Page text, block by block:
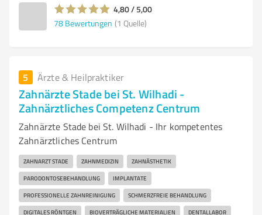
4,80 / 5,00
78 Bewertungen (1 Quelle)
5 Ärzte & Heilpraktiker
Zahnärzte Stade bei St. Wilhadi -
Zahnärztliches Competenz Centrum
Zahnärzte Stade bei St. Wilhadi - Ihr kompetentes
Zahnärztliches Centrum
ZAHNARZT STADE ZAHNMEDIZIN ZAHNÄSTHETIK
PARODONTOSEBEHANDLUNG IMPLANTATE
PROFESSIONELLE ZAHNREINIGUNG SCHMERZFREIE BEHANDLUNG
DIGITALES RÖNTGEN BIOVERTRÄGLICHE MATERIALIEN DENTALLABOR